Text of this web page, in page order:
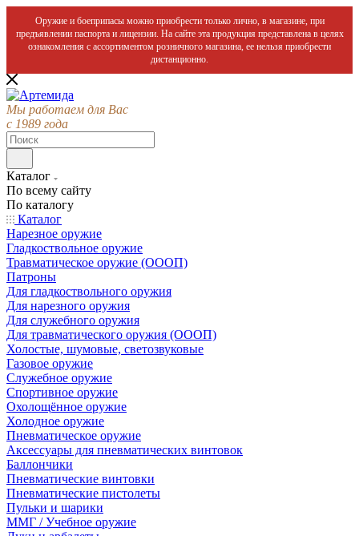
Оружие и боеприпасы можно приобрести только лично, в магазине, при
предъявлении паспорта и лицензии. На сайте эта продукция представлена в целях
ознакомления с ассортиментом розничного магазина, ее нельзя приобрести
дистанционно.
Мы работаем для Вас
с 1989 года
Каталог
По всему сайту
По каталогу
Каталог
Нарезное оружие
Гладкоствольное оружие
Травматическое оружие (ОООП)
Патроны
Для гладкоствольного оружия
Для нарезного оружия
Для служебного оружия
Для травматического оружия (ОООП)
Холостые, шумовые, светозвуковые
Газовое оружие
Служебное оружие
Спортивное оружие
Охолощённое оружие
Холодное оружие
Пневматическое оружие
Аксессуары для пневматических винтовок
Баллончики
Пневматические винтовки
Пневматические пистолеты
Пульки и шарики
ММГ / Учебное оружие